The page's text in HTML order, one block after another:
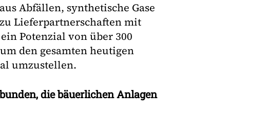
Abfällen, synthetische Gase
Lieferpartnerschaften mit
Potenzial von über 300
den gesamten heutigen
umzustellen.
die bäuerlichen Anlagen